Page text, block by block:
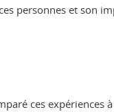
personnes et son
ces expériences